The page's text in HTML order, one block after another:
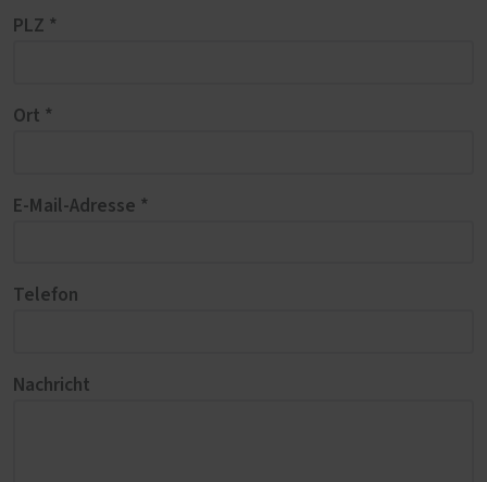
PLZ *
Ort *
E-Mail-Adresse *
Telefon
Nachricht